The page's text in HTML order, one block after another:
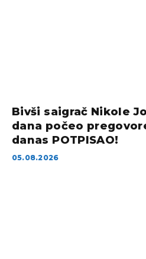
Bivši saigrač Nikole
dana počeo
danas POTPISAO!
05.08.2026